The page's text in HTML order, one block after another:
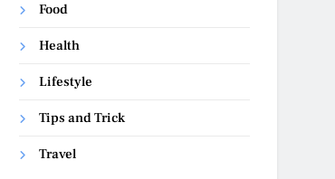
Food
Health
Lifestyle
Tips and Trick
Travel